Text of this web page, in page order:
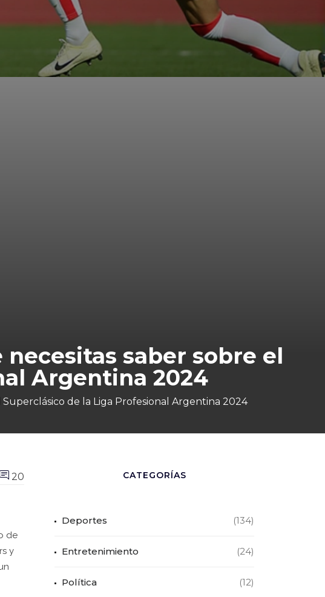
necesitas saber sobre el
Argentina 2024
de la Liga Profesional Argentina 2024
20
de
y
CATEGORÍAS
Deportes (134)
Entretenimiento (24)
Política (12)